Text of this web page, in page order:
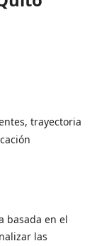
trayectoria
basada en el
las